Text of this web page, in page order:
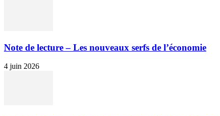
Note de lecture – Les nouveaux serfs de l’économie
4 juin 2026